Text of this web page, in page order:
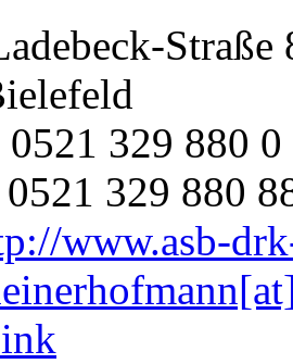
Straße
329 880 0
329 880
www.asb-